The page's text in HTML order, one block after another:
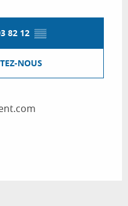
82 12 ▒▒
NOUS